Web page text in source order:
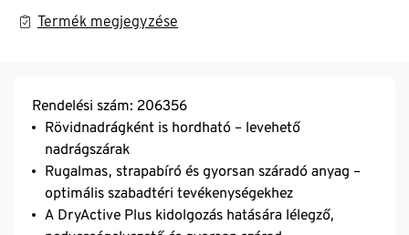
Termék megjegyzése
Rendelési szám: 206356
Rövidnadrágként is hordható – levehető
nadrágszárak
Rugalmas, strapabíró és gyorsan száradó anyag –
optimális szabadtéri tevékenységekhez
A DryActive Plus kidolgozás hatására lélegző,